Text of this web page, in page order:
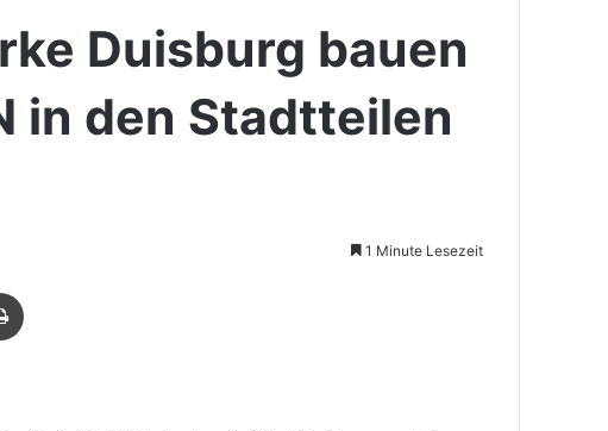
Duisburg bauen
in den Stadtteilen
1 Minute Lesezeit